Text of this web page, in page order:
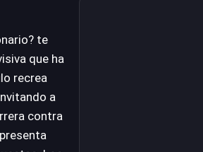
te
que ha
recrea
a
contra